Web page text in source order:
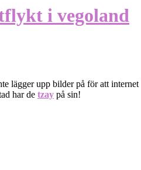
i vegoland
lägger upp bilder på för att
har de tzay på sin!